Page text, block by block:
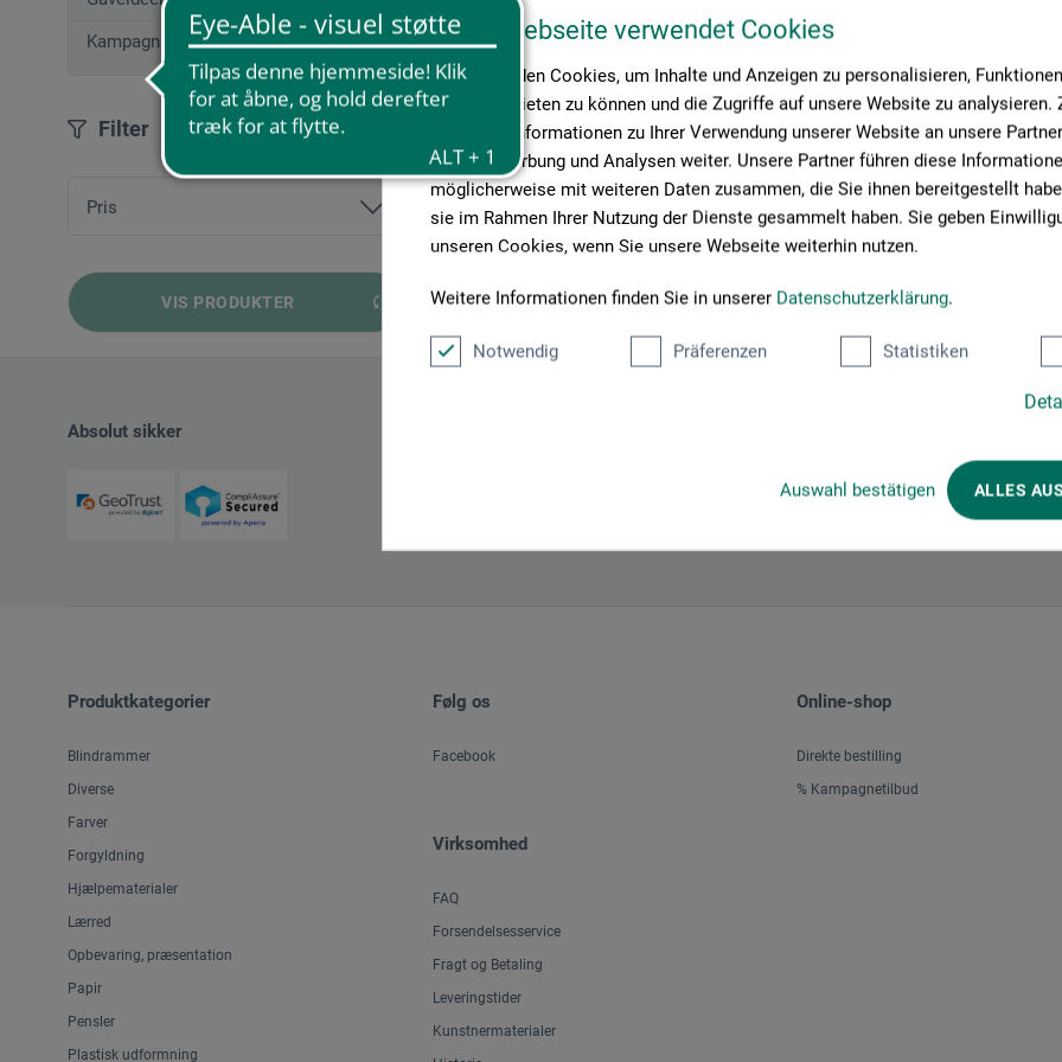
Diese Webseite verwendet Cookies
Wir verwenden Cookies, um Inhalte und Anzeigen zu personalisieren,
Medien anbieten zu können und die Zugriffe auf unsere Website zu analysieren.
geben wir Informationen zu Ihrer Verwendung unserer Website an unsere
Medien, Werbung und Analysen weiter. Unsere Partner führen diese
möglicherweise mit weiteren Daten zusammen, die Sie ihnen bereitgestellt
sie im Rahmen Ihrer Nutzung der Dienste gesammelt haben. Sie geben
unseren Cookies, wenn Sie unsere Webseite weiterhin nutzen.
Weitere Informationen finden Sie in unserer Datenschutzerklärung.
Notwendig Präferenzen Statistiken
Auswahl bestätigen ALLES
Kampagnetilbud
Filter
Pris
VIS PRODUKTER
Absolut sikker
Produktkategorier
Blindrammer
Diverse
Farver
Forgyldning
Hjælpematerialer
Lærred
Opbevaring, præsentation
Papir
Pensler
Plastisk udformning
Følg os
Facebook
Virksomhed
FAQ
Forsendelsesservice
Fragt og Betaling
Leveringstider
Kunstnermaterialer
Online-shop
Direkte bestilling
% Kampagnetilbud